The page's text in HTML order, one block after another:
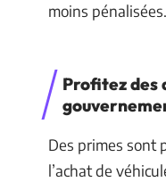
moins pénalisées.
Profitez des
Des primes sont
l’achat de